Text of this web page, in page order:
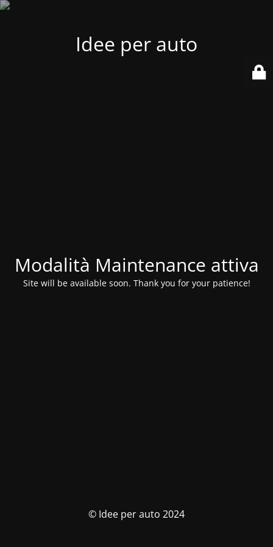
Idee per auto
Modalità Maintenance attiva
Site will be available soon. Thank you for your patience!
© Idee per auto 2024